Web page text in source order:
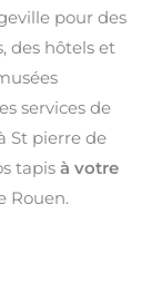
pour des
des hôtels et
services de
St pierre de
tapis à votre
Rouen.